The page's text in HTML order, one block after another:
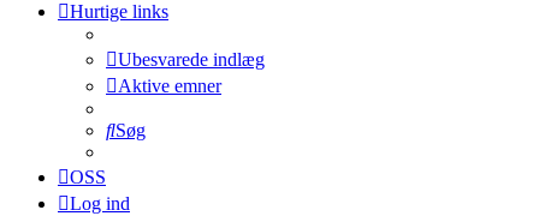
Hurtige links
Ubesvarede indlæg
Aktive emner
Søg
OSS
Log ind